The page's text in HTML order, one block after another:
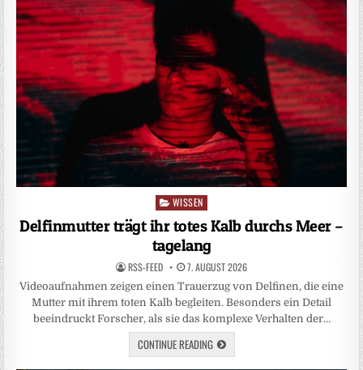
Posted
in
WISSEN
Delfinmutter trägt ihr totes Kalb durchs Meer –
tagelang
RSS-FEED 7. AUGUST 2026
Videoaufnahmen zeigen einen Trauerzug von Delfinen, die eine
Mutter mit ihrem toten Kalb begleiten. Besonders ein Detail
beeindruckt Forscher, als sie das komplexe Verhalten der…
CONTINUE READING